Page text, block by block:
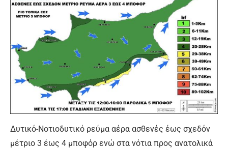
Δυτικό-Νοτιοδυτικό ρεύμα αέρα ασθενές έως σχεδόν
μέτριο 3 έως 4 μποφόρ ενώ στα νότια προς ανατολικά